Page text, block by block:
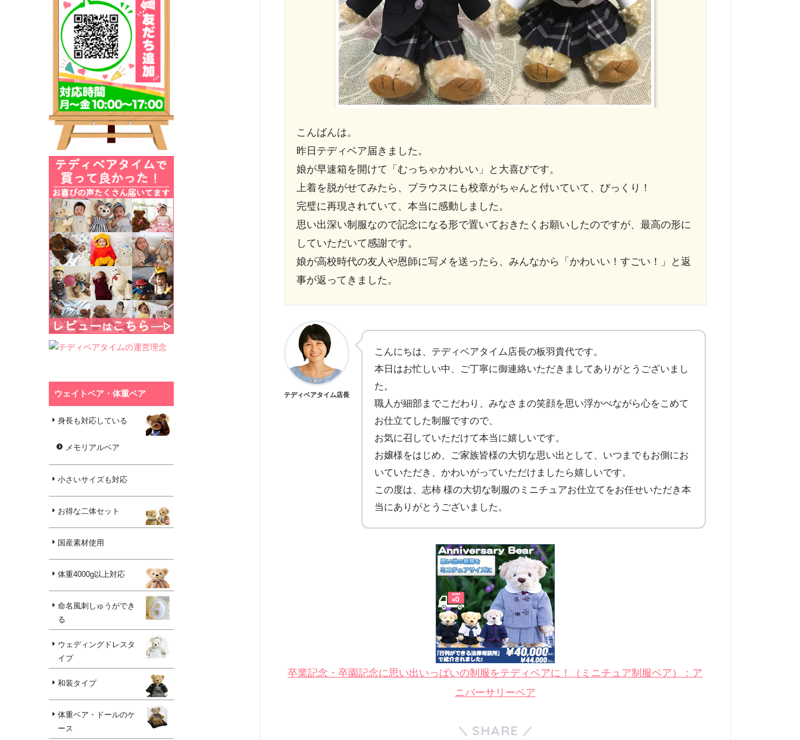
こんばんは。
昨日テディベア届きました。
娘が早速箱を開けて「むっちゃかわいい」と大喜びです。
上着を脱がせてみたら、ブラウスにも校章がちゃんと付いていて、びっくり！
完璧に再現されていて、本当に感動しました。
思い出深い制服なので記念になる形で置いておきたくお願いしたのですが、最高の形に
していただいて感謝です。
娘が高校時代の友人や恩師に写メを送ったら、みんなから「かわいい！すごい！」と返
事が返ってきました。
テディベアタイム店長
こんにちは、テディベアタイム店長の板羽貴代です。
本日はお忙しい中、ご丁寧に御連絡いただきましてありがとうございまし
た。
職人が細部までこだわり、みなさまの笑顔を思い浮かべながら心をこめて
お仕立てした制服ですので、
お気に召していただけて本当に嬉しいです。
お嬢様をはじめ、ご家族皆様の大切な思い出として、いつまでもお側にお
いていただき、かわいがっていただけましたら嬉しいです。
この度は、志柿 様の大切な制服のミニチュアお仕立てをお任せいただき本
当にありがとうございました。
卒業記念・卒園記念に思い出いっぱいの制服をテディベアに！（ミニチュア制服ベア）：ア
ニバーサリーベア
SHARE
ウェイトベア・体重ベア
身長も対応している
メモリアルベア
小さいサイズも対応
お得な二体セット
国産素材使用
体重4000g以上対応
命名風刺しゅうができ
る
ウェディングドレスタ
イプ
和装タイプ
体重ベア・ドールのケ
ース